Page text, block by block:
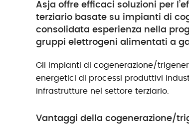
Asja offre efficaci soluzioni per
terziario basate su impianti di
consolidata esperienza nella
gruppi elettrogeni alimentati a
Gli impianti di cogenerazione/
energetici di processi produttivi
infrastrutture nel settore terziario.
Vantaggi della cogenerazione/